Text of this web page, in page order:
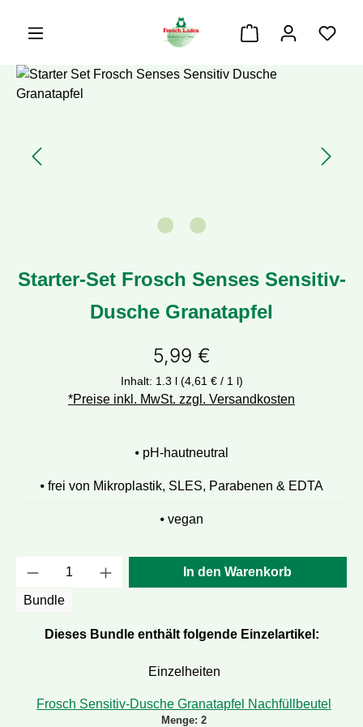
Warenkorb
Bildergalerie überspringen
Starter-Set Frosch Senses Sensitiv-
Dusche Granatapfel
5,99 €
Inhalt: 1.3 l (4,61 € / 1 l)
*Preise inkl. MwSt. zzgl. Versandkosten
⦁ pH-hautneutral
⦁ frei von Mikroplastik, SLES, Parabenen & EDTA
⦁ vegan
Produkt Anzahl: Gib den gewünschten
Bundle
In den Warenkorb
Dieses Bundle enthält folgende Einzelartikel:
Einzelheiten
Frosch Sensitiv-Dusche Granatapfel Nachfüllbeutel
Menge: 2